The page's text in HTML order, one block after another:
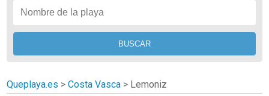
Queplaya.es >Costa Vasca > Lemoniz